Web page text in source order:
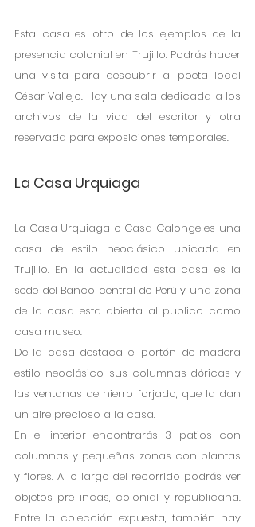
Esta casa es otro de los ejemplos de la
presencia colonial en Trujillo. Podrás hacer
una visita para descubrir al poeta local
César Vallejo. Hay una sala dedicada a los
archivos de la vida del escritor y otra
reservada para exposiciones temporales.
La Casa Urquiaga
La Casa Urquiaga o Casa Calonge es una
casa de estilo neoclásico ubicada en
Trujillo. En la actualidad esta casa es la
sede del Banco central de Perú y una zona
de la casa esta abierta al publico como
casa museo.
De la casa destaca el portón de madera
estilo neoclásico, sus columnas dóricas y
las ventanas de hierro forjado, que la dan
un aire precioso a la casa.
En el interior encontrarás 3 patios con
columnas y pequeñas zonas con plantas
y flores.​ A lo largo del recorrido podrás ver
objetos pre incas, colonial y republicana.
Entre la colección expuesta, también hay